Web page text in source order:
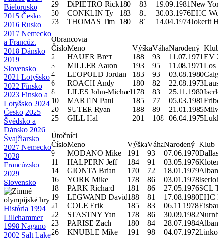
Bielorusko
2015 Česko
2016 Rusko
2017 Nemecko
a Francúz.
2018 Dánsko
2019
Slovensko
2021 Lotyšsko
2022 Fínsko
2023 Fínsko a
Lotyšsko 2024
Česko 2025
Švédsko a
Dánsko 2026
Švajčiarsko
2027 Nemecko
2028
Francúzsko
2029
Slovensko
História 1994
Lillehammer
1998 Nagano
2002 Salt Lake
29
DiPIETRO Rick180 83 19.09.1981New
30
CONKLIN Ty 183 81 30.03.1976EHC
73
THOMAS Tim 180 81 14.04.1974Jokerit
Obrancovia
ČísloMeno VýškaVáhaNarodený
2
HAUER Brett 188 93 11.07.1971 EV
3
MILLER Aaron 193 95 11.08.1971 Los
4
LEOPOLD Jordan 183 93 03.08.1980
6
ROACH Andy 180 82 22.08.1973
8
LILES John-Michael178 83 25.11.1980
10
MARTIN Paul 185 77 05.03.1981
20
SUTER Ryan 188 89 21.01.1985
25
GILL Hal 201 108 06.04.1975
Útočníci
ČísloMeno VýškaVáhaNarodený Klub
9
MODANO Mike 191 93 07.06.1970
11
HALPERN Jeff 184 91 03.05.1976
14
GIONTA Brian 170 72 18.01.1979
16
YORK Mike 178 86 03.01.1978
18
PARK Richard 181 86 27.05.1976SCL
19
LEGWAND David188 81 17.08.1980EHC
21
COLE Erik 185 83 06.11.1978
22
STASTNY Yan 178 86 30.09.1982
23
PARISE Zach 180 84 28.07.1984
26
KNUBLE Mike 191 98 04.07.1972